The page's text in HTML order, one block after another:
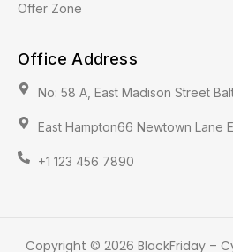
Offer Zone
Office Address
No: 58 A, East Madison Street
East Hampton66 Newtown Lane
+1 123 456 7890
Copyright © 2026 BlackFriday –